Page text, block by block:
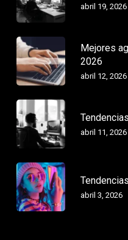
abril 19, 2026
Mejores
2026
abril 12, 2026
abril 11, 2026
abril 3, 2026